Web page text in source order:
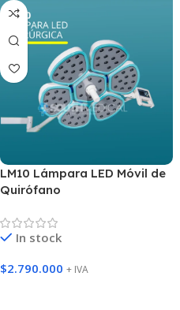
LM10 Lámpara LED Móvil de
Quirófano
In stock
$2.790.000 + IVA